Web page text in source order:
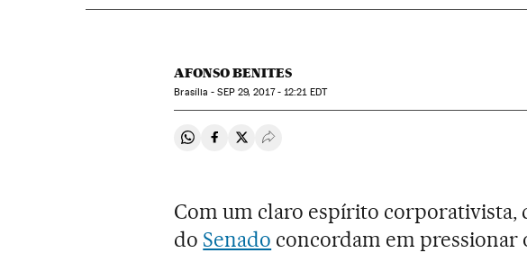
AFONSO BENITES
Brasília -SEP29, 2017 - 12:21EDT
Compartir en Whatsapp
Compartir en Facebook
Compartir en Twitter
Desplegar Redes Sociales
Com um claro espírito corporativista,
do Senado concordam em pressionar